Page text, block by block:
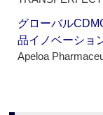
グローバル
品イノベーショ
Apeloa